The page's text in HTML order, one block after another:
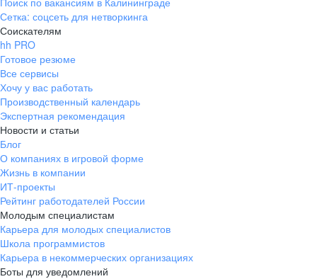
Сетка: соцсеть для нетворкинга
Соискателям
hh PRO
Готовое резюме
Все сервисы
Хочу у вас работать
Производственный календарь
Экспертная рекомендация
Новости и статьи
Блог
О компаниях в игровой форме
Жизнь в компании
ИТ-проекты
Рейтинг работодателей России
Молодым специалистам
Карьера для молодых специалистов
Школа программистов
Карьера в некоммерческих организациях
Боты для уведомлений